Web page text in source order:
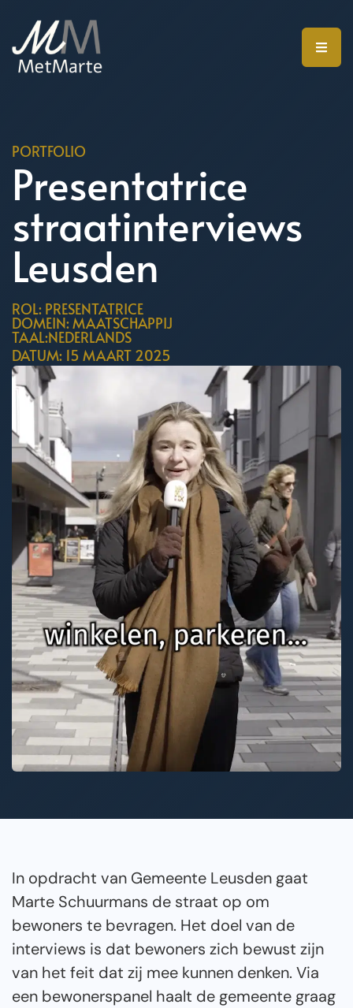
PORTFOLIO
Presentatrice
straatinterviews
Leusden
ROL: PRESENTATRICE
DOMEIN: MAATSCHAPPIJ
TAAL:NEDERLANDS
DATUM: 15 MAART 2025
In opdracht van Gemeente Leusden gaat
Marte Schuurmans de straat op om
bewoners te bevragen. Het doel van de
interviews is dat bewoners zich bewust zijn
van het feit dat zij mee kunnen denken. Via
een bewonerspanel haalt de gemeente graag